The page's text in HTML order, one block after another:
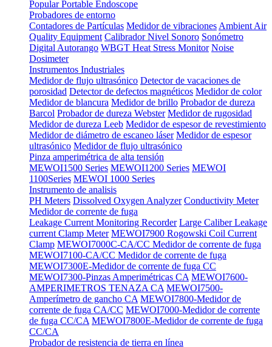
Popular Portable Endoscope
Probadores de entorno
Contadores de Partículas Medidor de vibraciones Ambient Air
Quality Equipment Calibrador Nivel Sonoro Sonómetro
Digital Autorango WBGT Heat Stress Monitor Noise
Dosimeter
Instrumentos Industriales
Medidor de flujo ultrasónico Detector de vacaciones de
porosidad Detector de defectos magnéticos Medidor de color
Medidor de blancura Medidor de brillo Probador de dureza
Barcol Probador de dureza Webster Medidor de rugosidad
Medidor de dureza Leeb Medidor de espesor de revestimiento
Medidor de diámetro de escaneo láser Medidor de espesor
ultrasónico Medidor de flujo ultrasónico
Pinza amperimétrica de alta tensión
MEWOI1500 Series MEWOI1200 Series MEWOI
1100Series MEWOI 1000 Series
Instrumento de analisis
PH Meters Dissolved Oxygen Analyzer Conductivity Meter
Medidor de corrente de fuga
Leakage Current Monitoring Recorder Large Caliber Leakage
current Clamp Meter MEWOI7900 Rogowski Coil Current
Clamp MEWOI7000C-CA/CC Medidor de corrente de fuga
MEWOI7100-CA/CC Medidor de corrente de fuga
MEWOI7300E-Medidor de corrente de fuga CC
MEWOI7300-Pinzas Amperimétricas CA MEWOI7600-
AMPERIMETROS TENAZA CA MEWOI7500-
Amperímetro de gancho CA MEWOI7800-Medidor de
corrente de fuga CA/CC MEWOI7000-Medidor de corrente
de fuga CC/CA MEWOI7800E-Medidor de corrente de fuga
CC/CA
Probador de resistencia de tierra en línea